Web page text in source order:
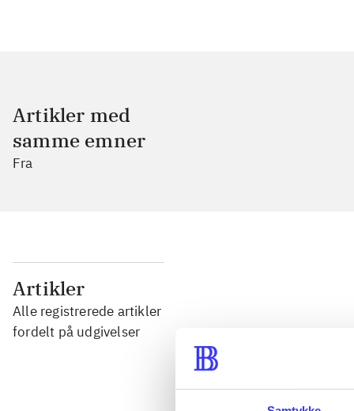
Artikler med
samme emner
Fra
Artikler
Alle registrerede artikler
fordelt på udgivelser